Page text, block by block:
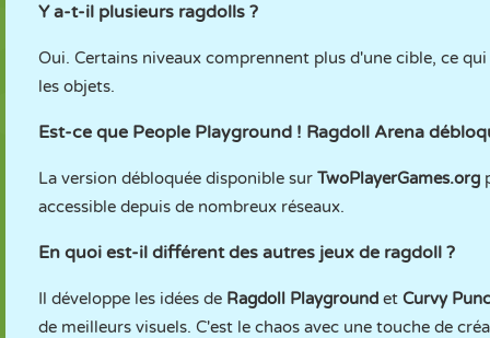
Y a-t-il plusieurs ragdolls ?
Oui. Certains niveaux comprennent plus d'une cible, ce
les objets.
Est-ce que People Playground ! Ragdoll Arena
La version débloquée disponible sur TwoPlayerGames.org
accessible depuis de nombreux réseaux.
En quoi est-il différent des autres jeux de ragdoll ?
Il développe les idées de Ragdoll Playground et Curvy
de meilleurs visuels. C'est le chaos avec une touche de